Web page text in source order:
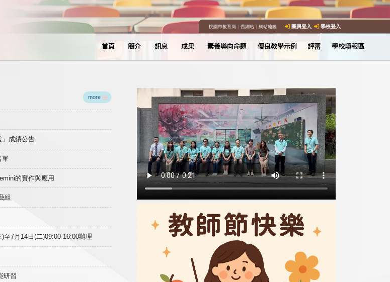
桃園市教育局｜ 舊網站｜ 網站地圖 團員登入 學校登入
首頁 簡介 訊息 成果 素養導向命題 優良教學示例 評審 學校填報區
more
」成績公告
單
的實作與應用
組
至7月14日(二)09:00-16:00辦理
研習